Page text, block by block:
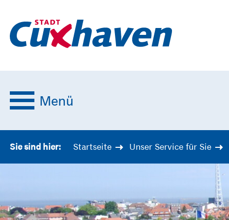
Menü
Sie sind hier: Startseite Unser Service für Sie